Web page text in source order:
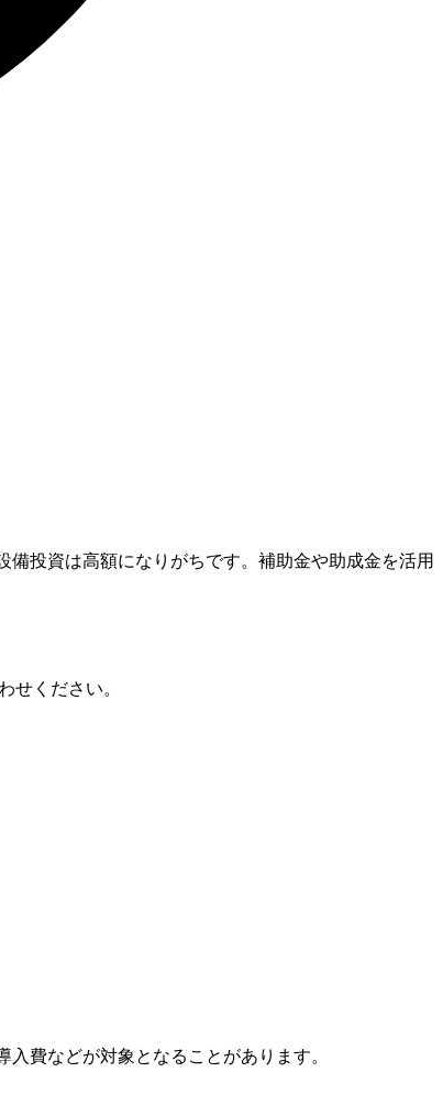
投資は高額になりがちです。補助金や助成金を活用
せください。
費などが対象となることがあります。